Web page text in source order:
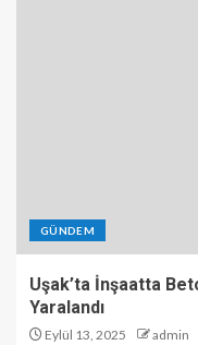
GÜNDEM
Uşak’ta İnşaatta
Yaralandı
Eylül 13, 2025 admin